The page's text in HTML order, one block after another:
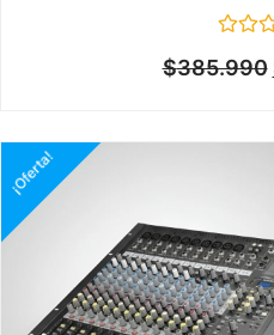
en
$385.990
¡Oferta!